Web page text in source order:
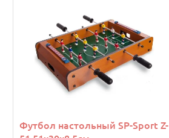
Футбол настольный SP-Sport Z-